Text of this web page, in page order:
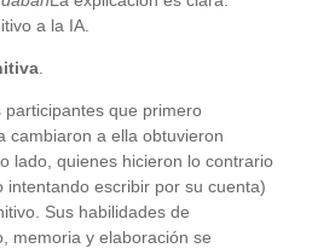
a la IA.
participantes que primero
cambiaron a ella obtuvieron
lado, quienes hicieron lo contrario
intentando escribir por su cuenta)
Sus habilidades de
memoria y elaboración se